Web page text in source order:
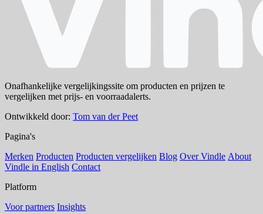
Onafhankelijke vergelijkingssite om producten en prijzen te
vergelijken met prijs- en voorraadalerts.
Ontwikkeld door: Tom van der Peet
Pagina's
Merken Producten Producten vergelijken Blog Over Vindle About
Vindle in English Contact
Platform
Voor partners Insights